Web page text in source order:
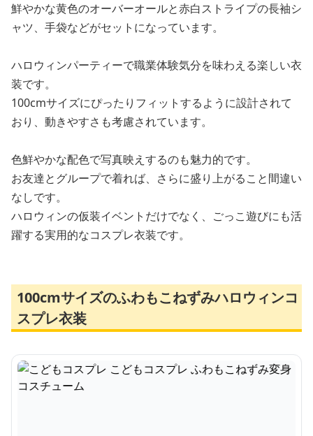
鮮やかな黄色のオーバーオールと赤白ストライプの長袖シ
ャツ、手袋などがセットになっています。
ハロウィンパーティーで職業体験気分を味わえる楽しい衣
装です。
100cmサイズにぴったりフィットするように設計されて
おり、動きやすさも考慮されています。
色鮮やかな配色で写真映えするのも魅力的です。
お友達とグループで着れば、さらに盛り上がること間違い
なしです。
ハロウィンの仮装イベントだけでなく、ごっこ遊びにも活
躍する実用的なコスプレ衣装です。
100cmサイズのふわもこねずみハロウィンコ
スプレ衣装